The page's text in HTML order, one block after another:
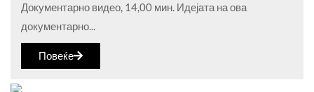
Документарно видео, 14,00 мин. Идејата на ова
документарно...
Повеќе